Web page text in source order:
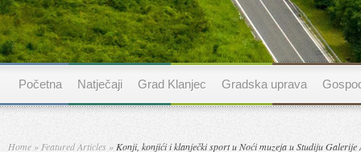
Početna Natječaji Grad Klanjec Gradska uprava
Home » Featured Articles » Konji, konjići i klanječki sport u Noći muzeja u Studiju Galerije